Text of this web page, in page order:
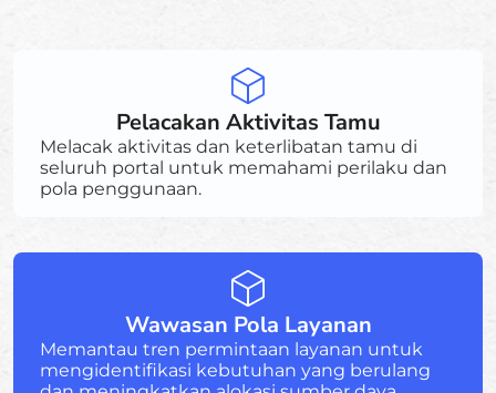
Pelacakan Aktivitas Tamu
Melacak aktivitas dan keterlibatan tamu di
seluruh portal untuk memahami perilaku dan
pola penggunaan.
Wawasan Pola Layanan
Memantau tren permintaan layanan untuk
mengidentifikasi kebutuhan yang berulang